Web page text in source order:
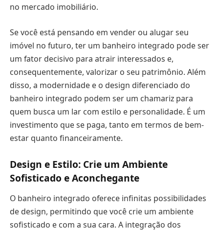
no mercado imobiliário.
Se você está pensando em vender ou alugar seu
imóvel no futuro, ter um banheiro integrado pode ser
um fator decisivo para atrair interessados e,
consequentemente, valorizar o seu patrimônio. Além
disso, a modernidade e o design diferenciado do
banheiro integrado podem ser um chamariz para
quem busca um lar com estilo e personalidade. É um
investimento que se paga, tanto em termos de bem-
estar quanto financeiramente.
Design e Estilo: Crie um Ambiente
Sofisticado e Aconchegante
O banheiro integrado oferece infinitas possibilidades
de design, permitindo que você crie um ambiente
sofisticado e com a sua cara. A integração dos